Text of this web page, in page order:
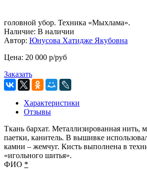
головной убор. Техника «Мыхлама».
Наличие: В наличии
Автор: Юнусова Хатидже Якубовна
Цена: 20 000 p/руб
Заказать
Характеристики
Отзывы
Ткань бархат. Металлизированная нить,
паетки, канитель. В вышивке
камни – жемчуг. Кисть выполнена в
«игольного шитья».
ФИО *